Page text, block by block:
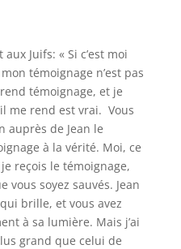
Juifs: « Si c’est moi
témoignage n’est pas
témoignage, et je
me rend est vrai. Vous
auprès de Jean le
à la vérité. Moi, ce
reçois le témoignage,
soyez sauvés. Jean
brille, et vous avez
à sa lumière. Mais j’ai
grand que celui de